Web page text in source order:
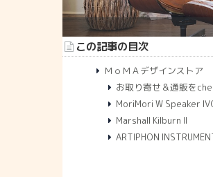
この記事の目次
ＭｏＭＡデザインストア
お取り寄せ＆通販を
MoriMori W Speaker
Marshall Kilburn II
ARTIPHON